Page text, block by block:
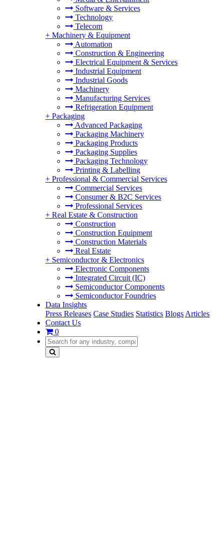
Software & Services
Technology
Telecom
+ Machinery & Equipment
Automation
Construction & Engineering
Electrical Equipment & Services
Industrial Equipment
Industrial Goods
Machinery
Manufacturing Services
Refrigeration Equipment
+ Packaging
Advanced Packaging
Packaging Machinery
Packaging Products
Packaging Supplies
Packaging Technology
Printing & Labelling
+ Professional & Commercial Services
Commercial Services
Consumer & B2C Services
Professional Services
+ Real Estate & Construction
Construction
Construction Equipment
Construction Materials
Real Estate
+ Semiconductor & Electronics
Electronic Components
Integrated Circuit (IC)
Semiconductor Components
Semiconductor Foundries
Data Insights
Press Releases Case Studies Statistics Blogs Articles
Contact Us
0